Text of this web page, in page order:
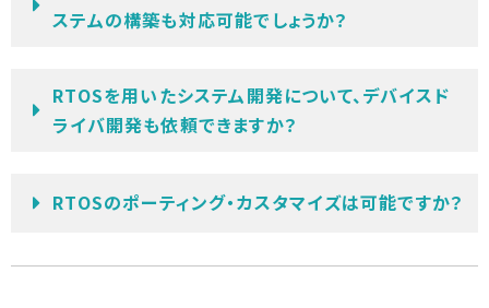
ステムの構築も対応可能でしょうか？
RTOSを用いたシステム開発について、デバイスド
ライバ開発も依頼できますか？
RTOSのポーティング・カスタマイズは可能ですか？